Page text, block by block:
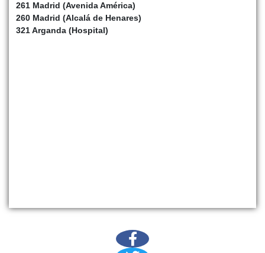
261 Madrid (Avenida América)
260 Madrid (Alcalá de Henares)
321 Arganda (Hospital)